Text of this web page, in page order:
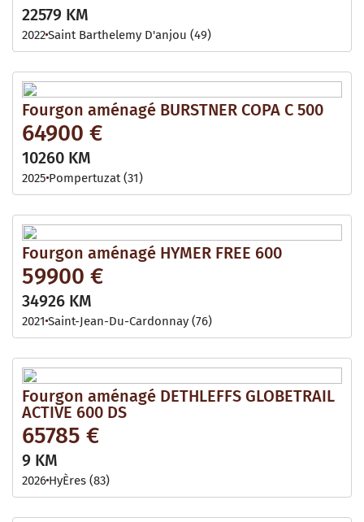
22579 KM
2022Saint Barthelemy D'anjou (49)
Fourgon aménagé BURSTNER COPA C 500
64900 €
10260 KM
2025 Pompertuzat (31)
Fourgon aménagé HYMER FREE 600
59900 €
34926 KM
2021 Saint-Jean-Du-Cardonnay (76)
Fourgon aménagé DETHLEFFS GLOBETRAIL
ACTIVE 600 DS
65785 €
9 KM
2026 HyÈres (83)